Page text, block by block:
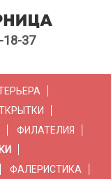
18-37
ФИЛАТЕЛИЯ
ФАЛЕРИСТИКА